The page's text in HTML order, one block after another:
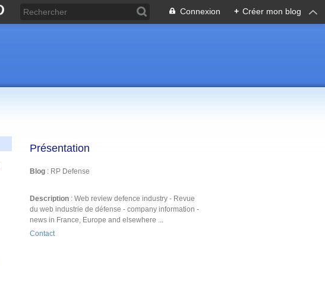
Connexion + Créer mon blog
Présentation
Blog : RP Defense
Description : Web review defence industry - Revue
du web industrie de défense - company information -
news in France, Europe and elsewhere ...
Contact